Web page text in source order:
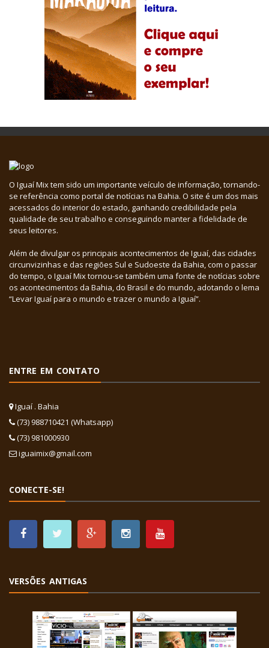
O Iguaí Mix tem sido um importante veículo de informação, tornando-
se referência como portal de notícias na Bahia. O site é um dos mais
acessados do interior do estado, ganhando credibilidade pela
qualidade de seu trabalho e conseguindo manter a fidelidade de
seus leitores.
Além de divulgar os principais acontecimentos de Iguaí, das cidades
circunvizinhas e das regiões Sul e Sudoeste da Bahia, com o passar
do tempo, o Iguaí Mix tornou-se também uma fonte de notícias sobre
os acontecimentos da Bahia, do Brasil e do mundo, adotando o lema
“Levar Iguaí para o mundo e trazer o mundo a Iguaí”.
ENTRE EM CONTATO
Iguaí . Bahia
(73) 988710421 (Whatsapp)
(73) 981000930
iguaimix@gmail.com
CONECTE-SE!
VERSÕES ANTIGAS